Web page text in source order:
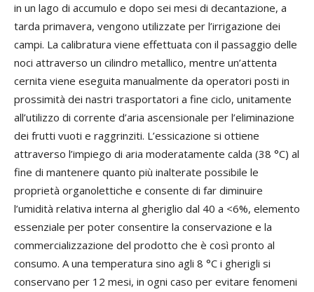
in un lago di accumulo e dopo sei mesi di decantazione, a
tarda primavera, vengono utilizzate per l’irrigazione dei
campi. La calibratura viene effettuata con il passaggio delle
noci attraverso un cilindro metallico, mentre un’attenta
cernita viene eseguita manualmente da operatori posti in
prossimità dei nastri trasportatori a fine ciclo, unitamente
all’utilizzo di corrente d’aria ascensionale per l’eliminazione
dei frutti vuoti e raggrinziti. L’essicazione si ottiene
attraverso l’impiego di aria moderatamente calda (38 °C) al
fine di mantenere quanto più inalterate possibile le
proprietà organolettiche e consente di far diminuire
l’umidità relativa interna al gheriglio dal 40 a <6%, elemento
essenziale per poter consentire la conservazione e la
commercializzazione del prodotto che è così pronto al
consumo. A una temperatura sino agli 8 °C i gherigli si
conservano per 12 mesi, in ogni caso per evitare fenomeni